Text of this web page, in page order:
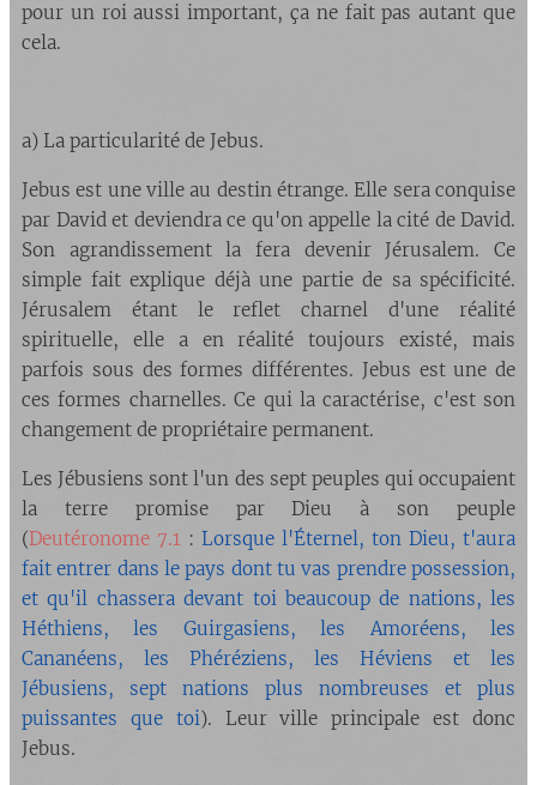
pour un roi aussi important, ça ne fait pas autant que
cela.
a) La particularité de Jebus.
Jebus est une ville au destin étrange. Elle sera conquise
par David et deviendra ce qu'on appelle la cité de David.
Son agrandissement la fera devenir Jérusalem. Ce
simple fait explique déjà une partie de sa spécificité.
Jérusalem étant le reflet charnel d'une réalité
spirituelle, elle a en réalité toujours existé, mais
parfois sous des formes différentes. Jebus est une de
ces formes charnelles. Ce qui la caractérise, c'est son
changement de propriétaire permanent.
Les Jébusiens sont l'un des sept peuples qui occupaient
la terre promise par Dieu à son peuple
(Deutéronome 7.1 : Lorsque l'Éternel, ton Dieu, t'aura
fait entrer dans le pays dont tu vas prendre possession,
et qu'il chassera devant toi beaucoup de nations, les
Héthiens, les Guirgasiens, les Amoréens, les
Cananéens, les Phéréziens, les Héviens et les
Jébusiens, sept nations plus nombreuses et plus
puissantes que toi). Leur ville principale est donc
Jebus.